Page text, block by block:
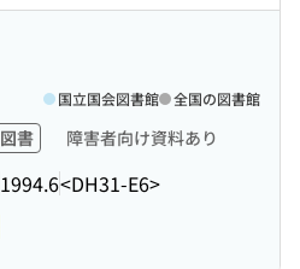
図書 障害者向け資料あり
1994.6<DH31-E6>
国立国会図書館 全国の図書館